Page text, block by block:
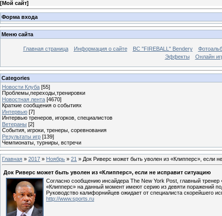
[Мой сайт]
Форма входа
Меню сайта
Главная страница Информация о сайте BC "FIREBALL" Bendery
Эффекты
Онлайн
Categories
Новости Клуба [55]
Проблемы,переходы,тренировки
Новостная лента [4670]
Краткие сообщения о событиях
Интервью [7]
Интервью тренеров, игорков, специалистов
Ветераны [2]
События, игроки, тренеры, соревнования
Результаты игр [139]
Чемпионаты, турниры, встречи
Главная » 2017 » Ноябрь » 21 » Док Риверс может быть уволен из «Клипперс», если
Док Риверс может быть уволен из «Клипперс», если не исправит ситуацию
Согласно сообщению инсайдера The New York Post, главный
«Клипперс» на данный момент имеют серию из девяти поражений
Руководство калифорнийцев ожидает от специалиста скорейшего
http://www.sports.ru